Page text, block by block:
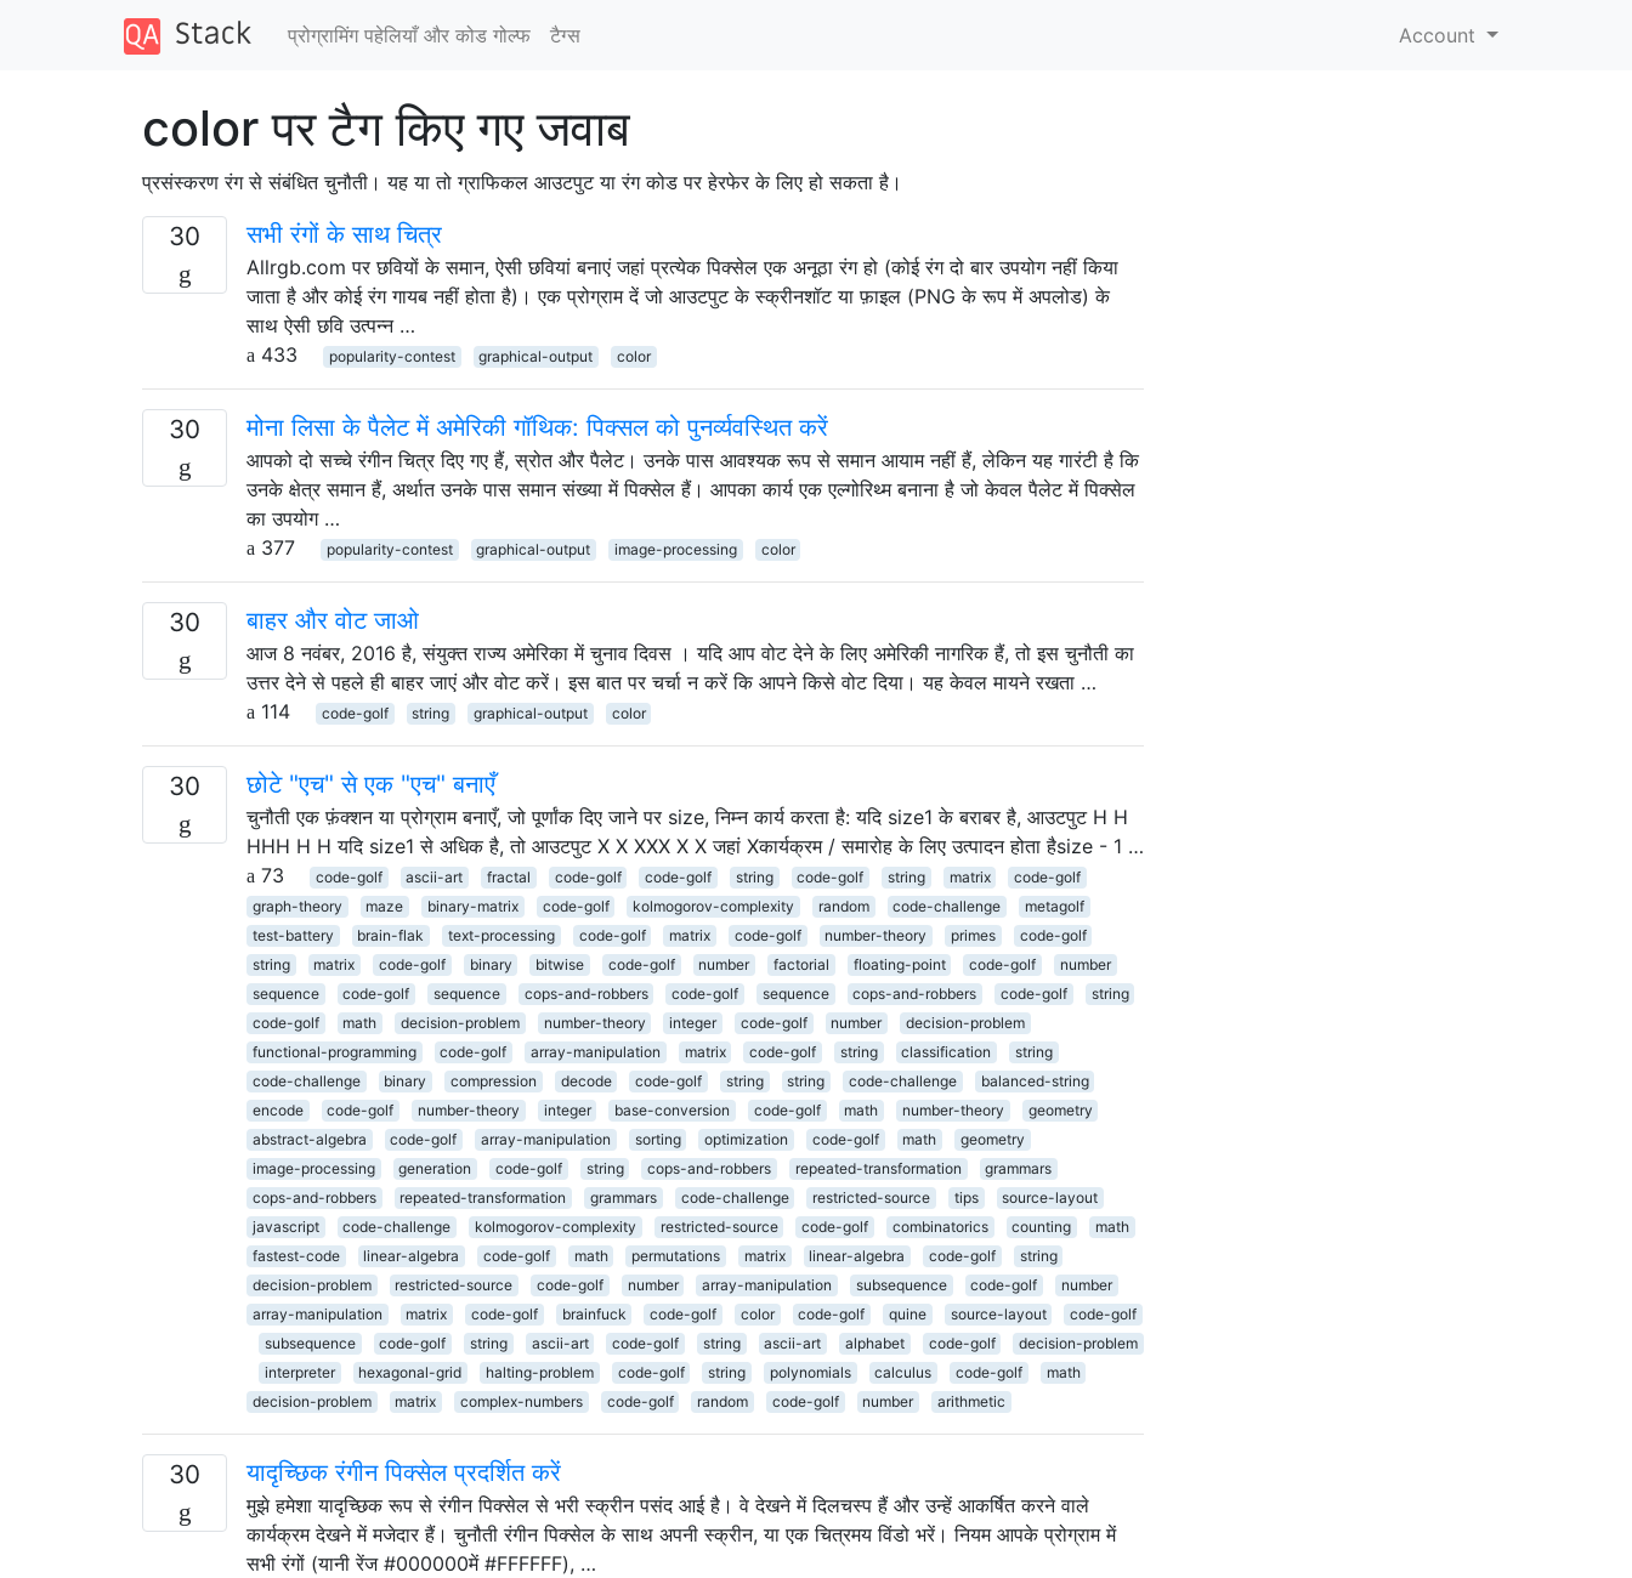
प्रोग्रामिंग पहेलियाँ और कोड गोल्फ टैग्‍स Account
color पर टैग किए गए जवाब
प्रसंस्करण रंग से संबंधित चुनौती। यह या तो ग्राफिकल आउटपुट या रंग कोड पर हेरफेर के लिए हो सकता है।
30 सभी रंगों के साथ चित्र
Allrgb.com पर छवियों के समान, ऐसी छवियां बनाएं जहां प्रत्येक पिक्सेल एक अनूठा रंग हो (कोई रंग दो बार उपयोग नहीं किया
जाता है और कोई रंग गायब नहीं होता है)। एक प्रोग्राम दें जो आउटपुट के स्क्रीनशॉट या फ़ाइल (PNG के रूप में अपलोड) के
साथ ऐसी छवि उत्पन्न …
433
popularity-contest graphical-output color
30 मोना लिसा के पैलेट में अमेरिकी गॉथिक: पिक्सल को पुनर्व्यवस्थित करें
आपको दो सच्चे रंगीन चित्र दिए गए हैं, स्रोत और पैलेट। उनके पास आवश्यक रूप से समान आयाम नहीं हैं, लेकिन यह गारंटी है कि
उनके क्षेत्र समान हैं, अर्थात उनके पास समान संख्या में पिक्सेल हैं। आपका कार्य एक एल्गोरिथ्म बनाना है जो केवल पैलेट में पिक्सेल
का उपयोग …
377
popularity-contest graphical-output image-processing color
30 बाहर और वोट जाओ
आज 8 नवंबर, 2016 है, संयुक्त राज्य अमेरिका में चुनाव दिवस । यदि आप वोट देने के लिए अमेरिकी नागरिक हैं, तो इस चुनौती का
उत्तर देने से पहले ही बाहर जाएं और वोट करें। इस बात पर चर्चा न करें कि आपने किसे वोट दिया। यह केवल मायने रखता …
114
code-golf string graphical-output color
30 छोटे "एच" से एक "एच" बनाएँ
चुनौती एक फ़ंक्शन या प्रोग्राम बनाएँ, जो पूर्णांक दिए जाने पर size, निम्न कार्य करता है: यदि size1 के बराबर है, आउटपुट H H
HHH H H यदि size1 से अधिक है, तो आउटपुट X X XXX X X जहां Xकार्यक्रम / समारोह के लिए उत्पादन होता हैsize - 1 …
73
code-golf ascii-art fractal code-golf code-golf string code-golf string matrix
code-golf
graph-theory
maze binary-matrix code-golf kolmogorov-complexity random code-challenge
metagolf
test-battery
brain-flak text-processing code-golf matrix code-golf number-theory primes
code-golf
string
matrix code-golf binary bitwise code-golf number factorial floating-point code-golf
number
sequence
code-golf sequence cops-and-robbers code-golf sequence cops-and-robbers code-golf
string
code-golf
math decision-problem number-theory integer code-golf number
decision-problem
functional-programming
code-golf array-manipulation matrix code-golf string classification
string
code-challenge
binary compression decode code-golf string string code-challenge
balanced-string
encode
code-golf number-theory integer base-conversion code-golf math number-theory
geometry
abstract-algebra
code-golf array-manipulation sorting optimization code-golf math
geometry
image-processing
generation code-golf string cops-and-robbers repeated-transformation
grammars
cops-and-robbers
repeated-transformation grammars code-challenge restricted-source tips
source-layout
javascript
code-challenge kolmogorov-complexity restricted-source code-golf combinatorics counting
math
fastest-code
linear-algebra code-golf math permutations matrix linear-algebra code-golf
string
decision-problem
restricted-source code-golf number array-manipulation subsequence code-golf
number
array-manipulation
matrix code-golf brainfuck code-golf color code-golf quine source-layout
code-golf
subsequence
code-golf string ascii-art code-golf string ascii-art alphabet code-golf
decision-problem
interpreter
hexagonal-grid halting-problem code-golf string polynomials calculus code-golf
math
decision-problem
matrix complex-numbers code-golf random code-golf number arithmetic
30 यादृच्छिक रंगीन पिक्सेल प्रदर्शित करें
मुझे हमेशा यादृच्छिक रूप से रंगीन पिक्सेल से भरी स्क्रीन पसंद आई है। वे देखने में दिलचस्प हैं और उन्हें आकर्षित करने वाले
कार्यक्रम देखने में मजेदार हैं। चुनौती रंगीन पिक्सेल के साथ अपनी स्क्रीन, या एक चित्रमय विंडो भरें। नियम आपके प्रोग्राम में
सभी रंगों (यानी रेंज #000000में #FFFFFF), …